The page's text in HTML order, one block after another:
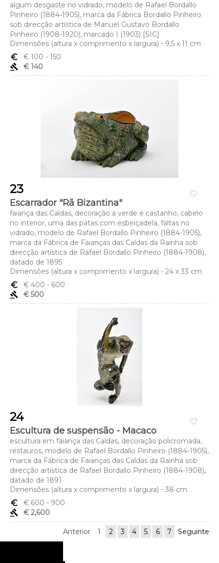
algum desgaste no vidrado, modelo de Rafael Bordallo
Pinheiro (1884-1905), marca da Fábrica Bordallo Pinheiro
sob direcção artística de Manuel Gustavo Bordallo
Pinheiro (1908-1920), marcado I (1903) [SIC]
Dimensões (altura x comprimento x largura) - 9,5 x 11 cm
euro_symbol
€ 100 - 150
gavel
€ 140
favorite_border
23
Escarrador "Rã Bizantina"
faiança das Caldas, decoração a verde e castanho, cabelo
no interior, uma das patas com esbeiçadela, faltas no
vidrado, modelo de Rafael Bordallo Pinheiro (1884-1905),
marca da Fábrica de Faianças das Caldas da Rainha sob
direcção artística de Rafael Bordallo Pinheiro (1884-1908),
datado de 1895
Dimensões (altura x comprimento x largura) - 24 x 33 cm
euro_symbol
€ 400 - 600
gavel
€ 500
favorite_border
24
Escultura de suspensão - Macaco
escultura em faiança das Caldas, decoração policromada,
restauros, modelo de Rafael Bordallo Pinheiro (1884-1905),
marca da Fábrica de Faianças das Caldas da Rainha sob
direcção artística de Rafael Bordallo Pinheiro (1884-1908),
datado de 1891
Dimensões (altura x comprimento x largura) - 38 cm
euro_symbol
€ 600 - 900
gavel
€ 2,600
Anterior 1 2 3 4 5 6 7 Seguinte